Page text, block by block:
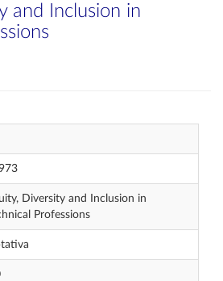
and Inclusion in
Diversity and Inclusion in
Professions